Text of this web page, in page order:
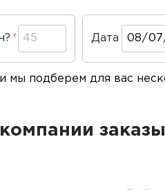
Дата Дата
и мы подберем для вас